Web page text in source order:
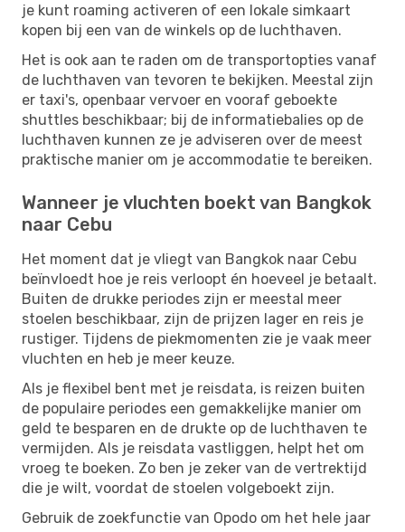
je kunt roaming activeren of een lokale simkaart
kopen bij een van de winkels op de luchthaven.
Het is ook aan te raden om de transportopties vanaf
de luchthaven van tevoren te bekijken. Meestal zijn
er taxi's, openbaar vervoer en vooraf geboekte
shuttles beschikbaar; bij de informatiebalies op de
luchthaven kunnen ze je adviseren over de meest
praktische manier om je accommodatie te bereiken.
Wanneer je vluchten boekt van Bangkok
naar Cebu
Het moment dat je vliegt van Bangkok naar Cebu
beïnvloedt hoe je reis verloopt én hoeveel je betaalt.
Buiten de drukke periodes zijn er meestal meer
stoelen beschikbaar, zijn de prijzen lager en reis je
rustiger. Tijdens de piekmomenten zie je vaak meer
vluchten en heb je meer keuze.
Als je flexibel bent met je reisdata, is reizen buiten
de populaire periodes een gemakkelijke manier om
geld te besparen en de drukte op de luchthaven te
vermijden. Als je reisdata vastliggen, helpt het om
vroeg te boeken. Zo ben je zeker van de vertrektijd
die je wilt, voordat de stoelen volgeboekt zijn.
Gebruik de zoekfunctie van Opodo om het hele jaar